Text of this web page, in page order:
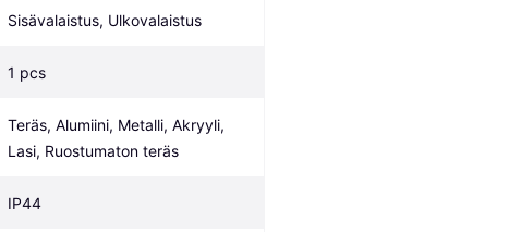
Sisävalaistus, Ulkovalaistus
1 pcs
Teräs, Alumiini, Metalli, Akryyli,
Lasi, Ruostumaton teräs
IP44